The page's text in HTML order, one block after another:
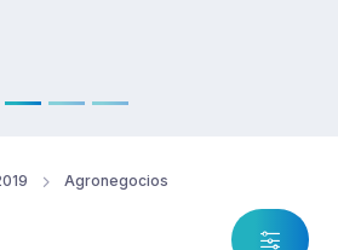
2019 Agronegocios